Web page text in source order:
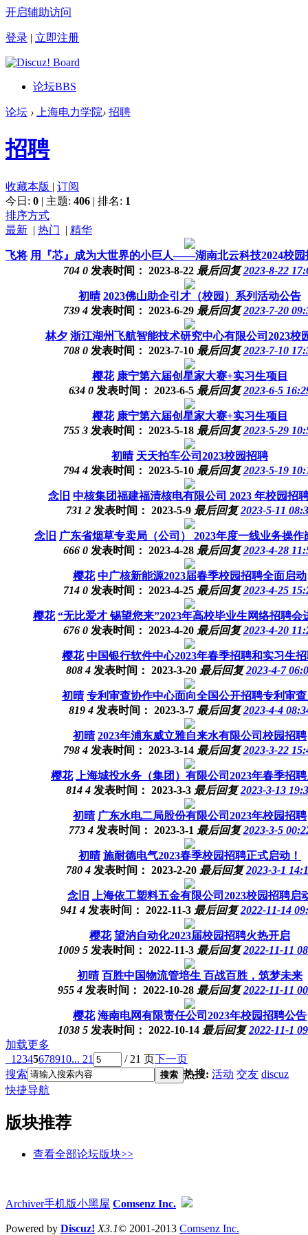
开启辅助访问
登录 | 立即注册
论坛BBS
论坛 › 上海电力学院› 招聘
招聘
收藏本版 | 订阅
今日: 0 | 主题: 406 | 排名: 1
排序方式
最新 | 热门 | 精华
飞将 用『芯』成为大世界的小巨人——湖南北云科技2024校园
704 0 发表时间： 2023-8-22 最后回复2023-8-22
初晴 2023佛山助企引才（校园）系列活动公告
739 4 发表时间： 2023-6-29 最后回复2023-7-20
林夕 浙江湖州飞航智能技术研究中心有限公司2023校
708 0 发表时间： 2023-7-10 最后回复2023-7-10
樱花 康宁第六届创星家大赛+实习生项目
634 0 发表时间： 2023-6-5 最后回复2023-6-5
樱花 康宁第六届创星家大赛+实习生项目
755 3 发表时间： 2023-5-18 最后回复2023-5-29
初晴 天天拍车公司2023校园招聘
794 4 发表时间： 2023-5-10 最后回复2023-5-19
念旧 中核集团福建福清核电有限公司 2023 年校园招
731 2 发表时间： 2023-5-9 最后回复2023-5-11
念旧 广东省烟草专卖局（公司） 2023年度一线业务操作
666 0 发表时间： 2023-4-28 最后回复2023-4-28
樱花 中广核新能源2023届春季校园招聘全面启动
714 0 发表时间： 2023-4-25 最后回复2023-4-25
樱花 “无比爱才 锡望您来”2023年高校毕业生网络招聘会
676 0 发表时间： 2023-4-20 最后回复2023-4-20
樱花 中国银行软件中心2023年春季招聘和实习生
808 4 发表时间： 2023-3-20 最后回复2023-4-7
初晴 专利审查协作中心面向全国公开招聘专利审
819 4 发表时间： 2023-3-7 最后回复2023-4-4
初晴 2023年浦东威立雅自来水有限公司校园招聘
798 4 发表时间： 2023-3-14 最后回复2023-3-22
樱花
上海城投水务（集团）有限公司2023年春季招
814 4 发表时间： 2023-3-3 最后回复2023-3-13
初晴 广东水电二局股份有限公司2023年校园招聘
773 4 发表时间： 2023-3-1 最后回复2023-3-5
初晴 施耐德电气2023春季校园招聘正式启动！
780 4 发表时间： 2023-2-20 最后回复2023-3-1
念旧
上海依工塑料五金有限公司2023校园招聘启
941 4 发表时间： 2022-11-3 最后回复2022-11-14
樱花 望汭自动化2023届校园招聘火热开启
1009 5 发表时间： 2022-11-3 最后回复2022-11-11
初晴 百胜中国物流管培生 百战百胜，筑梦未来
955 4 发表时间： 2022-10-28 最后回复2022-11-11
樱花 海南电网有限责任公司2023年校园招聘公告
1038 5 发表时间： 2022-10-14 最后回复2022-11-1
加载更多
1 2345678910... 21 / 21 页下一页
搜索
搜索 热搜: 活动 交友 discuz
快捷导航
版块推荐
查看全部论坛版块>>
Archiver手机版小黑屋 Comsenz Inc.
Powered by Discuz! X3.1© 2001-2013 Comsenz Inc.